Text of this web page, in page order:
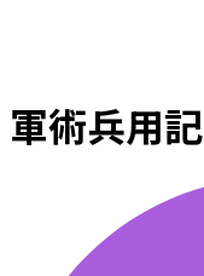
軍術兵用記